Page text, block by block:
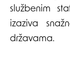
službenim
izaziva
državama.